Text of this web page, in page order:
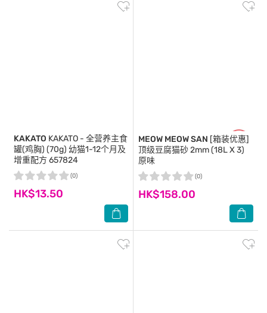
KAKATO KAKATO - 全营养主食
罐(鸡胸) (70g) 幼猫1-12个月及
增重配方 657824
HK$13.50
(0)
MEOW MEOW SAN [箱装优惠]
顶级豆腐猫砂 2mm (18L X 3)
原味
HK$158.00
(0)